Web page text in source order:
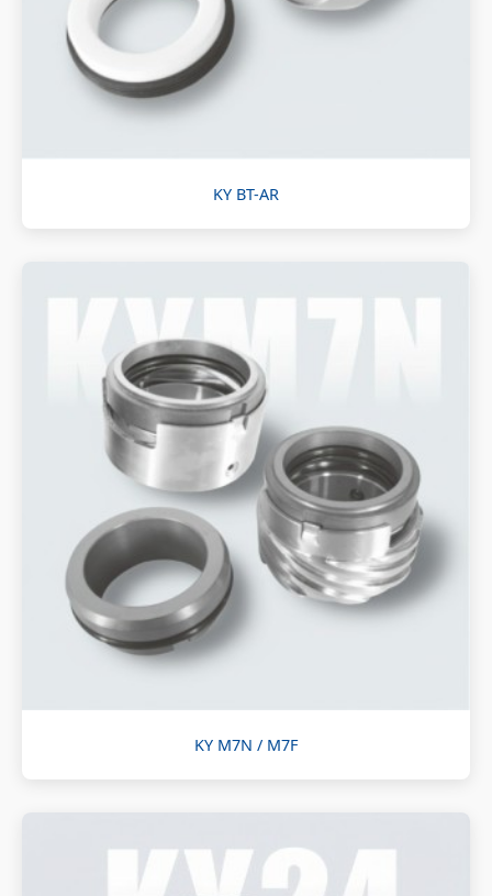
KY BT-AR
KY M7N / M7F